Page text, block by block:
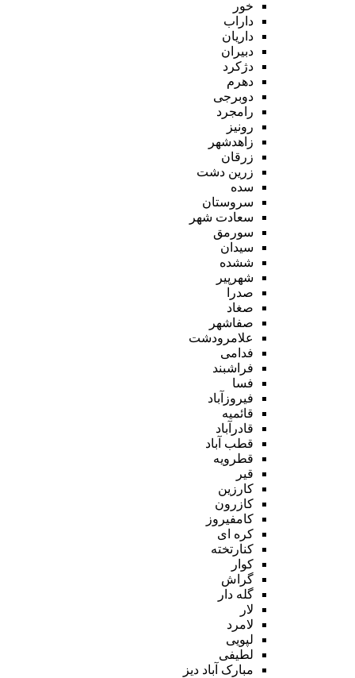
خور
داراب
داریان
دبیران
دژکرد
دهرم
دوبرجی
رامجرد
رونیز
زاهدشهر
زرقان
زرین دشت
سده
سروستان
سعادت شهر
سورمق
سیدان
ششده
شهرپیر
صدرا
صغاد
صفاشهر
علامرودشت
فدامی
فراشبند
فسا
فیروزآباد
قائمیه
قادرآباد
قطب آباد
قطرویه
قیر
کارزین
کازرون
کامفیروز
کره ای
کنارتخته
کوار
گراش
گله دار
لار
لامرد
لپویی
لطیفی
مبارک آباد دیز